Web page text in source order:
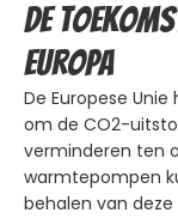
De
Europa
De Europese
om de CO2-
verminderen ten
warmtepompen
behalen van deze